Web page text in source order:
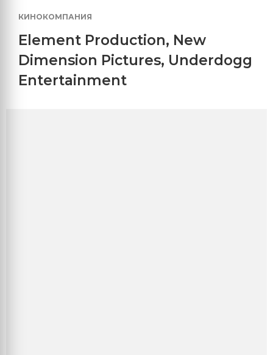
КИНОКОМПАНИЯ
Element Production, New
Dimension Pictures, Underdogg
Entertainment